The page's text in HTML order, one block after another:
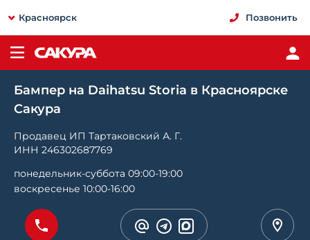
Красноярск Позвонить
Бампер на Daihatsu Storia в Красноярске
Сакура
Продавец ИП Тартаковский А. Г.
ИНН 246302687769
понедельник-суббота 09:00-19:00
воскресенье 10:00-16:00